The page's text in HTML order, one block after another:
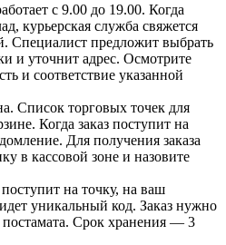
с 9.00 до 19.00. Когда
курьерская служба свяжется
Специалист предложит выбрать
и уточнит адрес. Осмотрите
и соответствие указанной
Список торговых точек для
Когда заказ поступит на
Для получения заказа
в кассовой зоне и назовите
на точку, на ваш
уникальный код. Заказ нужно
постамата. Срок хранения — 3